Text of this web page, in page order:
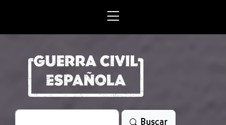
Search
Buscar